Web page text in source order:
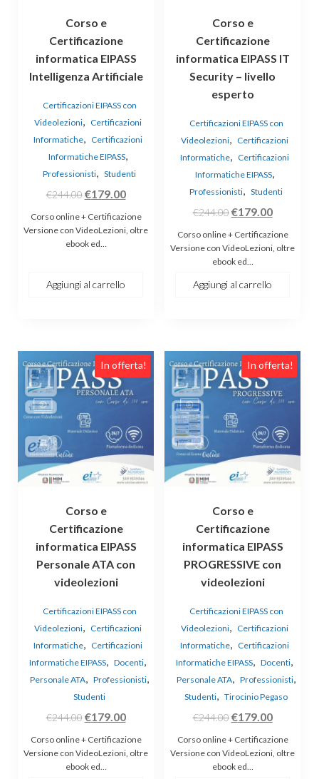
Corso e
Certificazione
informatica EIPASS
Intelligenza Artificiale
Certificazioni EIPASS con
Videolezioni, Certificazioni
Informatiche, Certificazioni
Informatiche EIPASS,
Professionisti, Studenti
€244.00 Il
prezzo
originale
era:
€179.00Il
prezzo
attuale
Corso online + Certificazione
Versione con VideoLezioni, oltre
ebook ed…
Aggiungi al carrello
Corso e
Certificazione
informatica EIPASS IT
Security – livello
esperto
Certificazioni EIPASS con
Videolezioni, Certificazioni
Informatiche, Certificazioni
Informatiche EIPASS,
Professionisti, Studenti
€244.00Il
prezzo
originale
era:
€244.00.
€179.00Il
prezzo
attuale
Corso online + Certificazione
Versione con VideoLezioni, oltre
ebook ed…
Aggiungi al carrello
In offerta!
Corso e
Certificazione
informatica EIPASS
Personale ATA con
videolezioni
Certificazioni EIPASS con
Videolezioni,
Certificazioni
Informatiche,
Certificazioni
Informatiche EIPASS
Docenti
Personale ATA Professionisti
Studenti
€244.00 Il
prezzo
originale
era:
€179.00Il
prezzo
attuale
Corso online + Certificazione
Versione con VideoLezioni, oltre
ebook ed…
In offerta!
Corso e
Certificazione
informatica EIPASS
PROGRESSIVE con
videolezioni
Certificazioni EIPASS con
Videolezioni,
Certificazioni
Informatiche,
Certificazioni
Informatiche EIPASS
Docenti
Personale ATA Professionisti
Studenti Tirocinio Pegaso
€244.00Il
prezzo
originale
era:
€179.00Il
prezzo
attuale
Corso online + Certificazione
Versione con VideoLezioni, oltre
ebook ed…